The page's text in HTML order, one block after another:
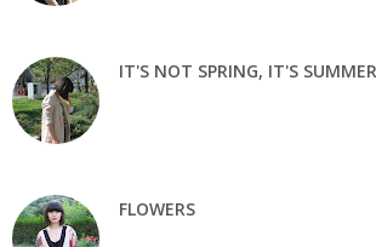
IT'S NOT SPRING, IT'S
FLOWERS